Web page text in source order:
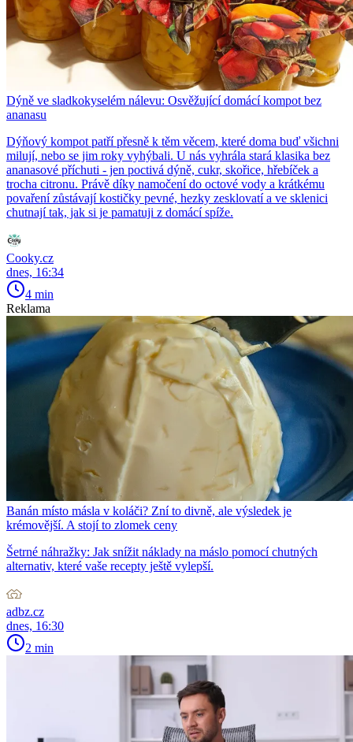
Dýně ve sladkokyselém nálevu: Osvěžující domácí kompot bez
ananasu
Dýňový kompot patří přesně k těm věcem, které doma buď všichni
milují, nebo se jim roky vyhýbali. U nás vyhrála stará klasika bez
ananasové příchuti - jen poctivá dýně, cukr, skořice, hřebíček a
trocha citronu. Právě díky namočení do octové vody a krátkému
povaření zůstávají kostičky pevné, hezky zesklovatí a ve sklenici
chutnají tak, jak si je pamatuji z domácí spíže.
Cooky.cz
dnes, 16:34
4 min
Reklama
Banán místo másla v koláči? Zní to divně, ale výsledek je
krémovější. A stojí to zlomek ceny
Šetrné náhražky: Jak snížit náklady na máslo pomocí chutných
alternativ, které vaše recepty ještě vylepší.
adbz.cz
dnes, 16:30
2 min